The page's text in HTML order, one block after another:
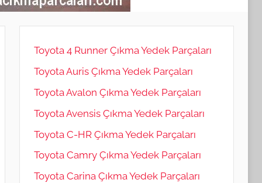
Toyota 4 Runner Çıkma Yedek Parçaları
Toyota Auris Çıkma Yedek Parçaları
Toyota Avalon Çıkma Yedek Parçaları
Toyota Avensis Çıkma Yedek Parçaları
Toyota C-HR Çıkma Yedek Parçaları
Toyota Camry Çıkma Yedek Parçaları
Toyota Carina Çıkma Yedek Parçaları